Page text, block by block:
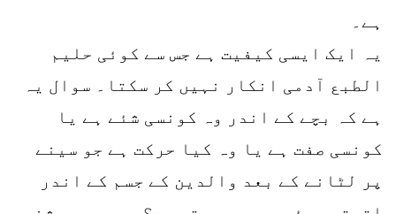
ہے۔
یہ ایک ایسی کیفیت ہے جس سے کوئی حلیم
الطبع آدمی انکار نہیں کر سکتا۔ سوال یہ
ہے کہ بچے کے اندر وہ کونسی شئے ہے یا
کونسی صفت ہے یا وہ کیا حرکت ہے جو سینے
پر لٹانے کے بعد والدین کے جسم کے اندر